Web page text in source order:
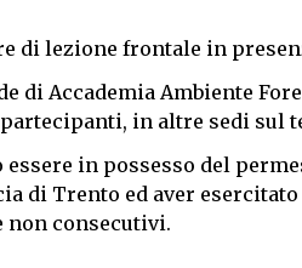
di lezione frontale in
di Accademia Ambiente
partecipanti, in altre sedi
essere in possesso del
di Trento ed aver
non consecutivi.